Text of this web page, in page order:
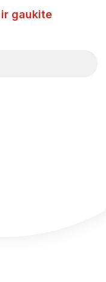
gaukite